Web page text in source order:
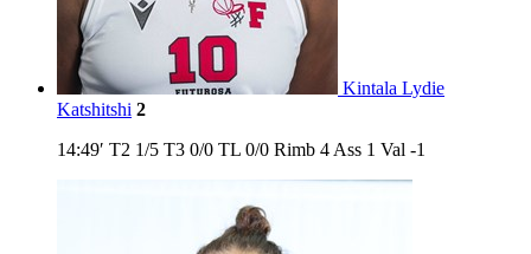
Kintala Lydie
Katshitshi 2
14:49′ T2 1/5 T3 0/0 TL 0/0 Rimb 4 Ass 1 Val -1